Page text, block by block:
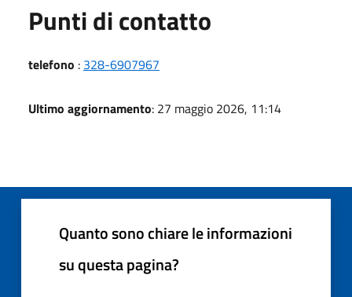
Punti di contatto
telefono : 328-6907967
Ultimo aggiornamento: 27 maggio 2026, 11:14
Quanto sono chiare le informazioni
su questa pagina?